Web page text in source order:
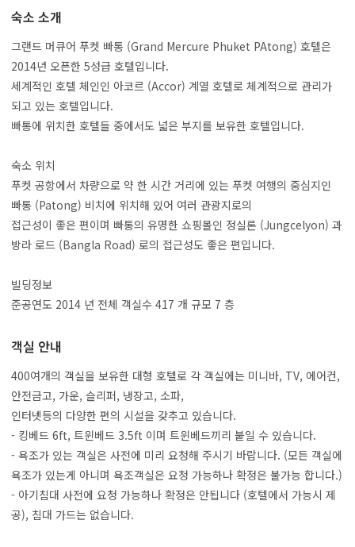
숙소 소개
그랜드 머큐어 푸켓 빠통 (Grand Mercure Phuket PAtong) 호텔은
2014년 오픈한 5성급 호텔입니다.
세계적인 호텔 체인인 아코르 (Accor) 계열 호텔로 체계적으로 관리가
되고 있는 호텔입니다.
빠통에 위치한 호텔들 중에서도 넓은 부지를 보유한 호텔입니다.
숙소 위치
푸켓 공항에서 차량으로 약 한 시간 거리에 있는 푸켓 여행의 중심지인
빠통 (Patong) 비치에 위치해 있어 여러 관광지로의
접근성이 좋은 편이며 빠통의 유명한 쇼핑몰인 정실론 (Jungcelyon) 과
방라 로드 (Bangla Road) 로의 접근성도 좋은 편입니다.
빌딩정보
준공연도 2014 년 전체 객실수 417 개 규모 7 층
객실 안내
400여개의 객실을 보유한 대형 호텔로 각 객실에는 미니바, TV, 에어컨,
안전금고, 가운, 슬리퍼, 냉장고, 소파,
인터넷등의 다양한 편의 시설을 갖추고 있습니다.
- 킹베드 6ft, 트윈베드 3.5ft 이며 트윈베드끼리 붙일 수 있습니다.
- 욕조가 있는 객실은 사전에 미리 요청해 주시기 바랍니다. (모든 객실에
욕조가 있는게 아니며 욕조객실은 요청 가능하나 확정은 불가능 합니다.)
- 아기침대 사전에 요청 가능하나 확정은 안됩니다 (호텔에서 가능시 제
공), 침대 가드는 없습니다.